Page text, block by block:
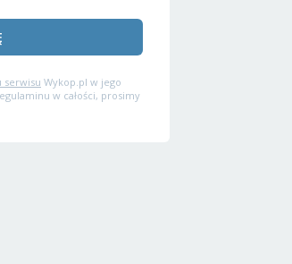
serwisu Wykop.pl w jego
w całości, prosimy